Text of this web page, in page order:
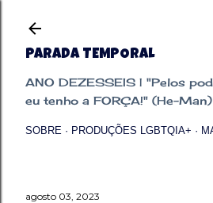
PARADA TEMPORAL
ANO DEZESSEIS | "Pelos
eu tenho a FORÇA!" (He-Man)
SOBRE PRODUÇÕES LGBTQIA+
agosto 03, 2023